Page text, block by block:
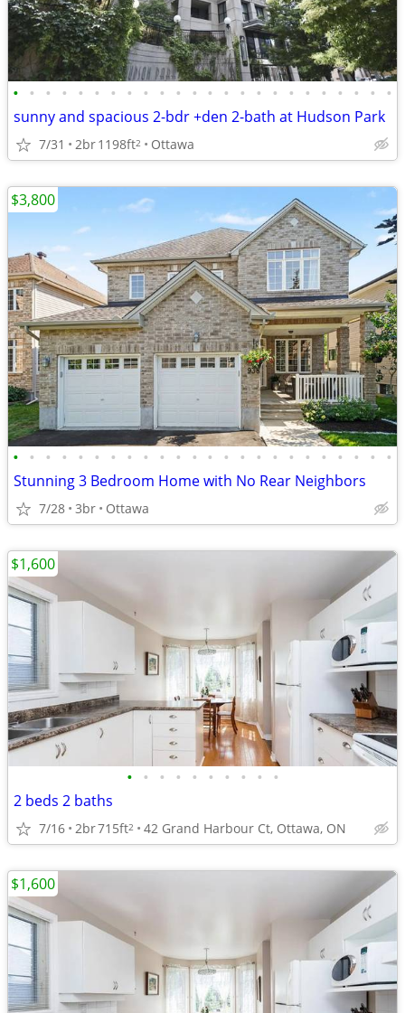
• • • • • • • • • • • • • • • • • • • • • • • •
sunny and spacious 2-bdr +den 2-bath at Hudson Park
7/31 2br1198ft2 Ottawa
• • • • • • • • • • • • • • • • • • • • • • • •
Stunning 3 Bedroom Home with No Rear Neighbors
7/28 3br Ottawa
$3,800
• • • • • • • • • •
2 beds 2 baths
7/16 2br715ft2 42 Grand Harbour Ct, Ottawa, ON
$1,600
$1,600